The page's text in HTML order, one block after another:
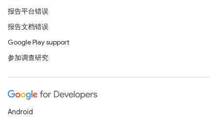
报告平台错误
报告文档错误
Google Play support
参加调查研究
Android